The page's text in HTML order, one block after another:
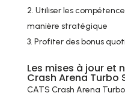
Utiliser les
manière stratégique
Profiter des bonus
Les mises à jour et
Crash Arena Turbo
CATS Crash Arena